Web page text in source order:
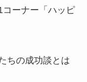
ーナー「ハッピ
ちの成功談とは